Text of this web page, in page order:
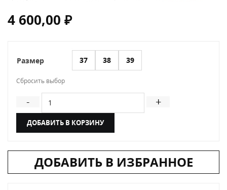
4 600,00 ₽
Размер 37 38 39
Сбросить выбор
- Количество товара Босоножки черного цвета на
+
ДОБАВИТЬ В КОРЗИНУ
ДОБАВИТЬ В ИЗБРАННОЕ